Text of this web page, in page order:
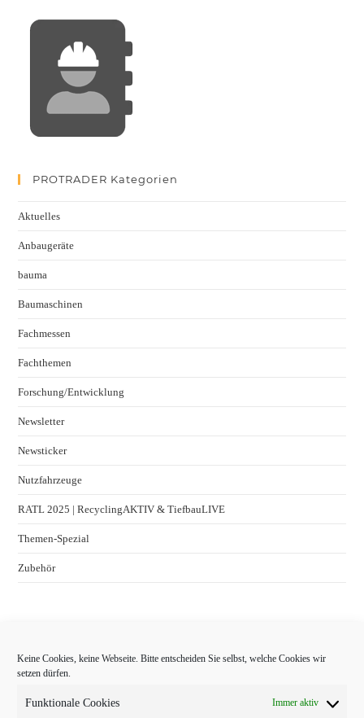
Keine Cookies, keine Webseite. Bitte entscheiden Sie selbst, welche Cookies wir
setzen dürfen.
Funktionale Cookies Immer aktiv
PROTRADER Kategorien
Aktuelles
Anbaugeräte
bauma
Baumaschinen
Fachmessen
Fachthemen
Forschung/Entwicklung
Newsletter
Newsticker
Nutzfahrzeuge
RATL 2025 | RecyclingAKTIV & TiefbauLIVE
Themen-Spezial
Zubehör